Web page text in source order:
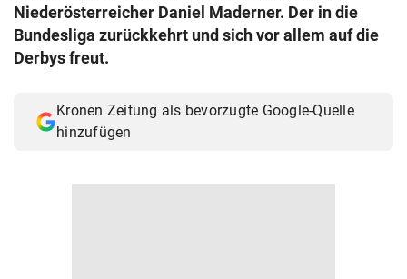
© Krone Multimedia GmbH & Co KG 2026
Muthgasse 2, 1190 Wien
Niederösterreicher Daniel Maderner. Der in die
Bundesliga zurückkehrt und sich vor allem auf die
Derbys freut.
Kronen Zeitung als bevorzugte Google-Quelle
hinzufügen